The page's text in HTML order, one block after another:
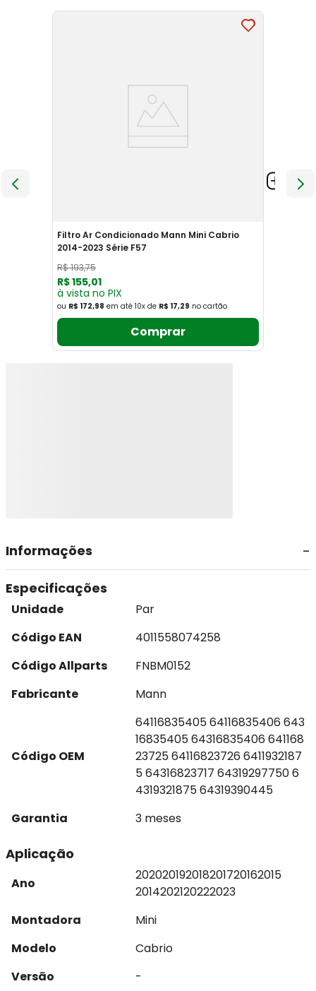
Filtro Ar Condicionado Mann Mini Cabrio
2014-2023 Série F57
R$193,75
R$155,01
à vista no PIX
ou R$ 172,98 em até 10x de R$ 17,29 no cartão
Comprar
Informações
Especificações
Unidade
Par
Código EAN
4011558074258
Código Allparts
FNBM0152
Fabricante
Mann
Código OEM
64116835405 64116835406 643
16835405 64316835406 641168
23725 64116823726 6411932187
5 64316823717 64319297750 6
4319321875 64319390445
Garantia
3 meses
Aplicação
Ano
202020192018201720162015
2014202120222023
Montadora
Mini
Modelo
Cabrio
Versão
-